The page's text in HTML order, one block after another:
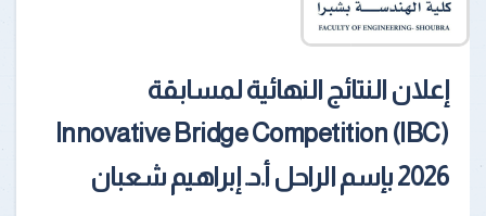
إعلان النتائج النهائية لمسابقة
Innovative Bridge Competition (IBC)
2026 بإسم الراحل أ.د. إبراهيم شعبان